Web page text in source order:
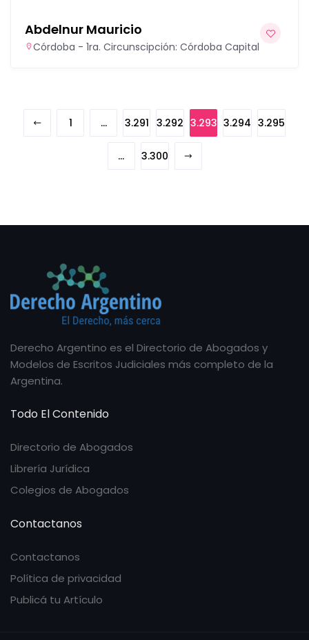
Abdelnur Mauricio
Córdoba - 1ra. Circunscipción: Córdoba Capital
1 … 3.291 3.292 3.293 3.294 3.295
… 3.300
Derecho Argentino es el Directorio de Abogados y
Modelos de Escritos Judiciales más completo de la
Argentina.
Todo El Contenido
Directorio de Abogados
Librería Jurídica
Colegios de Abogados
Contactanos
Contactanos
Política de privacidad
Publicá tu Artículo